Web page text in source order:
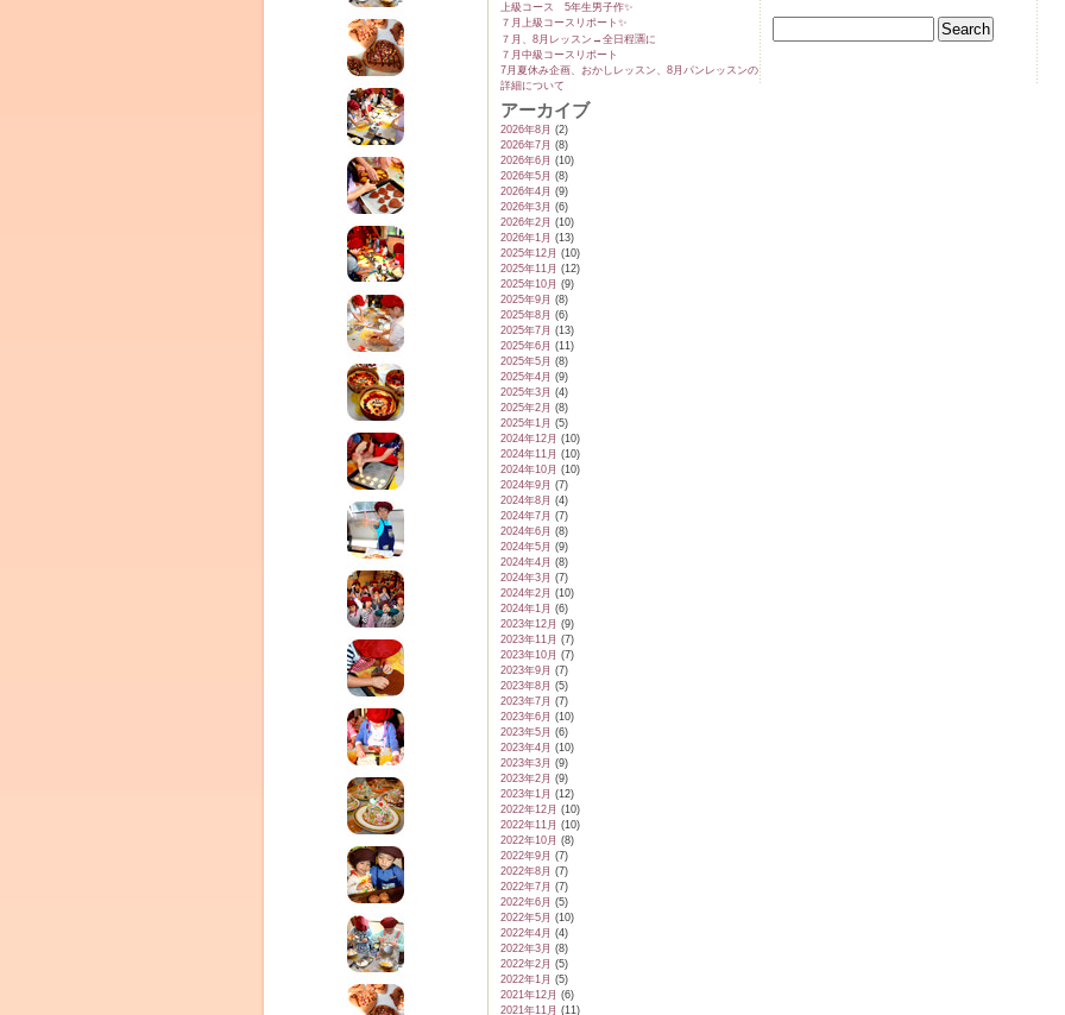
上級コース 5年生男子作✨️
７月上級コースリポート✨️
７月、8月レッスン→全日程🈵に
７月中級コースリポート
7月夏休み企画、おかしレッスン、8月パンレッスンの
詳細について
アーカイブ
2026年8月 (2)
2026年7月 (8)
2026年6月 (10)
2026年5月 (8)
2026年4月 (9)
2026年3月 (6)
2026年2月 (10)
2026年1月 (13)
2025年12月 (10)
2025年11月 (12)
2025年10月 (9)
2025年9月 (8)
2025年8月 (6)
2025年7月 (13)
2025年6月 (11)
2025年5月 (8)
2025年4月 (9)
2025年3月 (4)
2025年2月 (8)
2025年1月 (5)
2024年12月 (10)
2024年11月 (10)
2024年10月 (10)
2024年9月 (7)
2024年8月 (4)
2024年7月 (7)
2024年6月 (8)
2024年5月 (9)
2024年4月 (8)
2024年3月 (7)
2024年2月 (10)
2024年1月 (6)
2023年12月 (9)
2023年11月 (7)
2023年10月 (7)
2023年9月 (7)
2023年8月 (5)
2023年7月 (7)
2023年6月 (10)
2023年5月 (6)
2023年4月 (10)
2023年3月 (9)
2023年2月 (9)
2023年1月 (12)
2022年12月 (10)
2022年11月 (10)
2022年10月 (8)
2022年9月 (7)
2022年8月 (7)
2022年7月 (7)
2022年6月 (5)
2022年5月 (10)
2022年4月 (4)
2022年3月 (8)
2022年2月 (5)
2022年1月 (5)
2021年12月 (6)
2021年11月 (11)